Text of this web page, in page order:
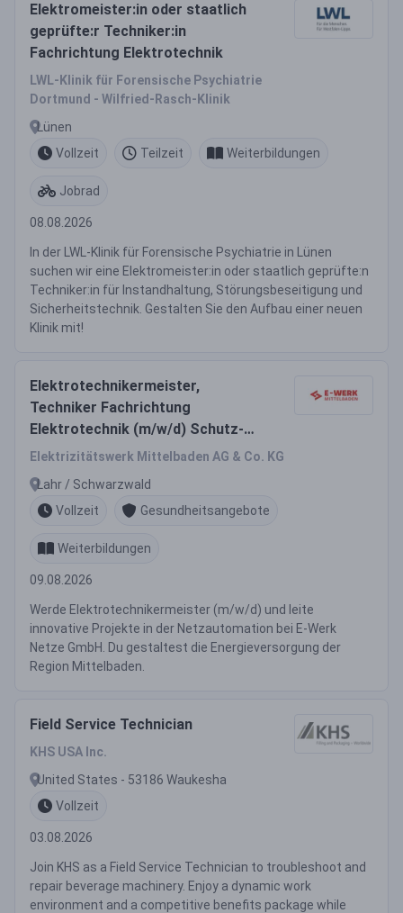
Elektromeister:in oder staatlich
geprüfte:r Techniker:in
Fachrichtung Elektrotechnik
LWL-Klinik für Forensische Psychiatrie
Dortmund - Wilfried-Rasch-Klinik
Lünen
Vollzeit
Teilzeit Weiterbildungen
Jobrad
08.08.2026
In der LWL-Klinik für Forensische Psychiatrie in Lünen
suchen wir eine Elektromeister:in oder staatlich geprüfte:n
Techniker:in für Instandhaltung, Störungsbeseitigung und
Sicherheitstechnik. Gestalten Sie den Aufbau einer neuen
Klinik mit!
Elektrotechnikermeister,
Techniker Fachrichtung
Elektrotechnik (m/w/d) Schutz-
und Fernwirktechnik -
Energieversorgung
Elektrizitätswerk Mittelbaden AG & Co. KG
Lahr / Schwarzwald
Vollzeit
Gesundheitsangebote
Weiterbildungen
09.08.2026
Werde Elektrotechnikermeister (m/w/d) und leite
innovative Projekte in der Netzautomation bei E-Werk
Netze GmbH. Du gestaltest die Energieversorgung der
Region Mittelbaden.
Field Service Technician
KHS USA Inc.
United States - 53186 Waukesha
Vollzeit
03.08.2026
Join KHS as a Field Service Technician to troubleshoot and
repair beverage machinery. Enjoy a dynamic work
environment and a competitive benefits package while